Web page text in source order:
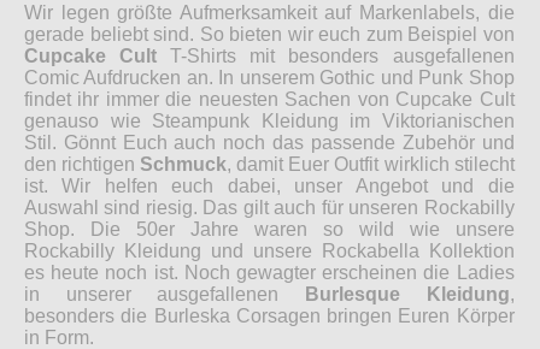
Wir legen größte Aufmerksamkeit auf Markenlabels, die
gerade beliebt sind. So bieten wir euch zum Beispiel von
Cupcake Cult T-Shirts mit besonders ausgefallenen
Comic Aufdrucken an. In unserem Gothic und Punk Shop
findet ihr immer die neuesten Sachen von Cupcake Cult
genauso wie Steampunk Kleidung im Viktorianischen
Stil. Gönnt Euch auch noch das passende Zubehör und
den richtigen Schmuck, damit Euer Outfit wirklich stilecht
ist. Wir helfen euch dabei, unser Angebot und die
Auswahl sind riesig. Das gilt auch für unseren Rockabilly
Shop. Die 50er Jahre waren so wild wie unsere
Rockabilly Kleidung und unsere Rockabella Kollektion
es heute noch ist. Noch gewagter erscheinen die Ladies
in unserer ausgefallenen
Burlesque Kleidung,
besonders die Burleska Corsagen bringen Euren Körper
in Form.